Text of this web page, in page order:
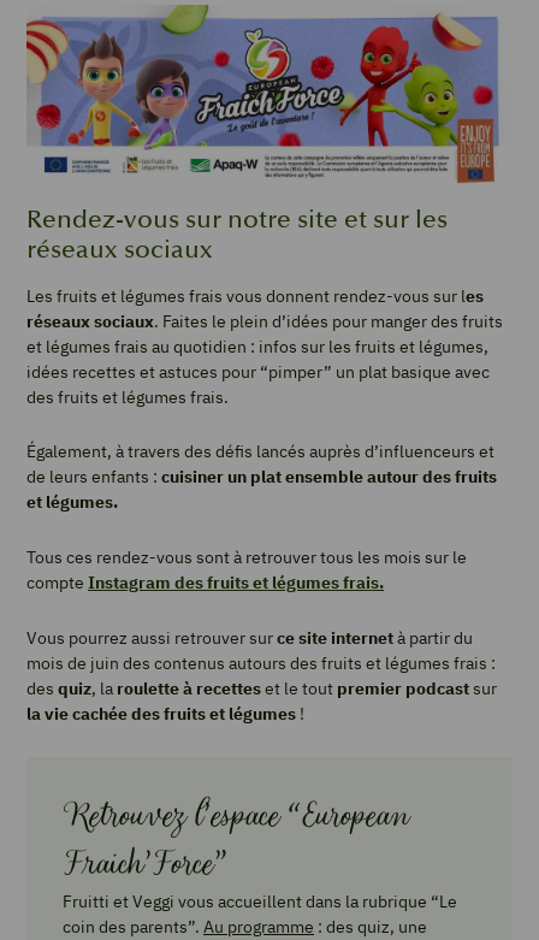
Rendez-vous sur notre site et sur les
réseaux sociaux
Les fruits et légumes frais vous donnent rendez-vous sur les
réseaux sociaux. Faites le plein d’idées pour manger des fruits
et légumes frais au quotidien : infos sur les fruits et légumes,
idées recettes et astuces pour “pimper” un plat basique avec
des fruits et légumes frais.
Également, à travers des défis lancés auprès d’influenceurs et
de leurs enfants : cuisiner un plat ensemble autour des fruits
et légumes.
Tous ces rendez-vous sont à retrouver tous les mois sur le
compte Instagram des fruits et légumes frais.
Vous pourrez aussi retrouver surce site internetà partir du
mois de juin des contenus autours des fruits et légumes frais :
des quiz, la roulette à recetteset le tout premier podcastsur
la vie cachée des fruits et légumes !
Retrouvez l’espace “European
Fraich’Force”
Fruitti et Veggi vous accueillent dans la rubrique “Le
coin des parents”. Au programme : des quiz, une